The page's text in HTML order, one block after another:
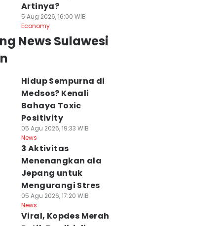
Artinya?
5 Aug 2026, 16:00 WIB
Economy
News Sulawesi
Hidup Sempurna di
Medsos? Kenali
Bahaya Toxic
Positivity
05 Agu 2026, 19:33 WIB
News
3 Aktivitas
Menenangkan ala
Jepang untuk
Mengurangi Stres
05 Agu 2026, 17:20 WIB
News
Viral, Kopdes Merah